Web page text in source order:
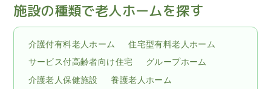
施設の種類で老人ホームを探す
介護付有料老人ホーム
住宅型有料老人ホーム
サービス付高齢者向け住宅
グループホーム
介護老人保健施設
養護老人ホーム